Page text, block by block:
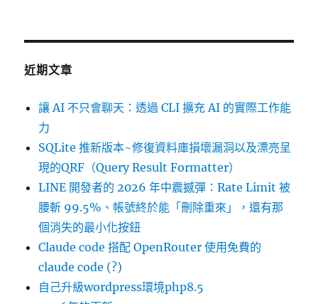
近期文章
讓 AI 不只會聊天：透過 CLI 擴充 AI 的實際工作能
力
SQLite 推新版本~修復資料庫損壞漏洞以及漂亮呈
現的QRF（Query Result Formatter）
LINE 開發者的 2026 年中震撼彈：Rate Limit 被
腰斬 99.5%、帳號終於能「刪除重來」，還有那
個消失的最小化按鈕
Claude code 搭配 OpenRouter 使用免費的
claude code (?)
自己升級wordpress環境php8.5